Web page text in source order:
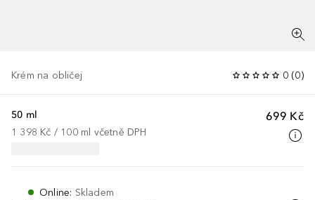
Krém na obličej 0 (0)
699 Kč
50 ml
1 398 Kč / 100 ml včetně DPH
Online: Skladem